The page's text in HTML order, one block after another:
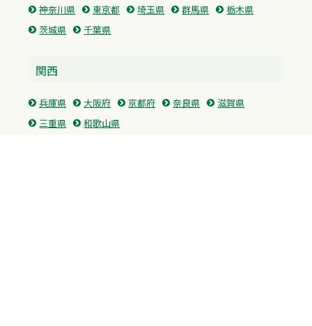
神奈川県 東京都 埼玉県 群馬県
栃木県
茨城県
千葉県
関西
兵庫県 大阪府 京都府 奈良県
滋賀県
三重県
和歌山県